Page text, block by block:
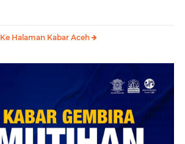
Ke Halaman Kabar Aceh